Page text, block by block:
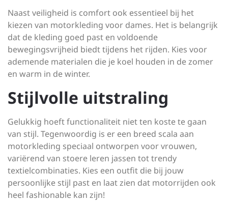
Naast veiligheid is comfort ook essentieel bij het
kiezen van motorkleding voor dames. Het is belangrijk
dat de kleding goed past en voldoende
bewegingsvrijheid biedt tijdens het rijden. Kies voor
ademende materialen die je koel houden in de zomer
en warm in de winter.
Stijlvolle uitstraling
Gelukkig hoeft functionaliteit niet ten koste te gaan
van stijl. Tegenwoordig is er een breed scala aan
motorkleding speciaal ontworpen voor vrouwen,
variërend van stoere leren jassen tot trendy
textielcombinaties. Kies een outfit die bij jouw
persoonlijke stijl past en laat zien dat motorrijden ook
heel fashionable kan zijn!